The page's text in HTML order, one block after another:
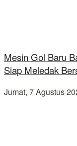
Mesin Gol Baru
Siap Meledak
Jumat, 7 Agustus